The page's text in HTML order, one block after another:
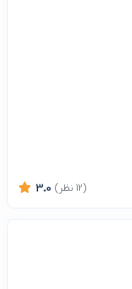
3.0 (12 نظر)